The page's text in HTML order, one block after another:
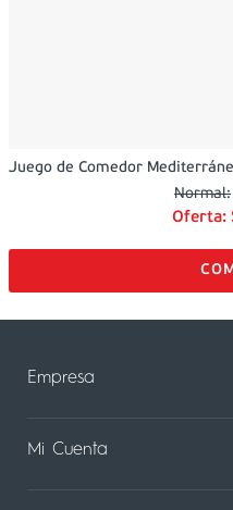
Juego de Comedor
Oferta:
Empresa
Sobre Nosotros
Mi Cuenta